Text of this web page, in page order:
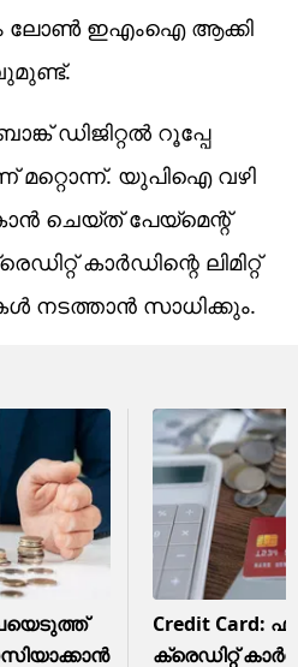
ലോണ്‍ ഇഎംഐ ആക്കി
ഡിജിറ്റല്‍ റൂപ്പേ
മറ്റൊന്ന്. യുപിഐ വഴി
ചെയ്ത് പേയ്‌മെന്റ്
കാര്‍ഡിന്റെ ലിമിറ്റ്
നടത്താന്‍ സാധിക്കും.
Credit Card:
ക്രെഡിറ്റ്